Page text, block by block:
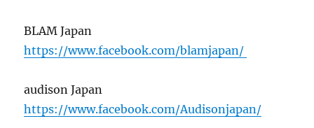
BLAM Japan
https://www.facebook.com/blamjapan/
audison Japan
https://www.facebook.com/Audisonjapan/